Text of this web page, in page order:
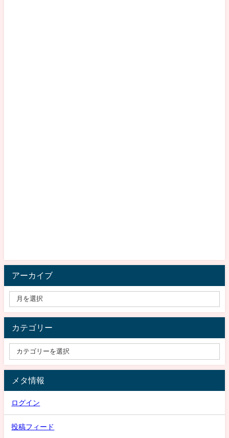
アーカイブ
カテゴリー
メタ情報
ログイン
投稿フィード